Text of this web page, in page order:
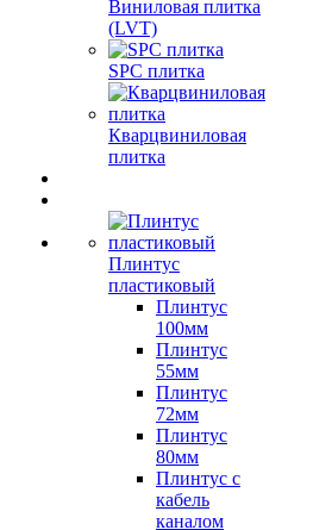
Виниловая плитка
(LVT)
SPC плитка
Кварцвиниловая
плитка
Плинтус
пластиковый
Плинтус
100мм
Плинтус
55мм
Плинтус
72мм
Плинтус
80мм
Плинтус с
кабель
каналом